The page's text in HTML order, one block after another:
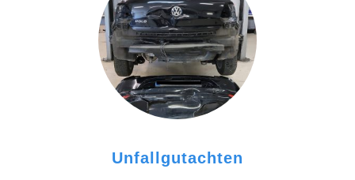
Unfallgutachten